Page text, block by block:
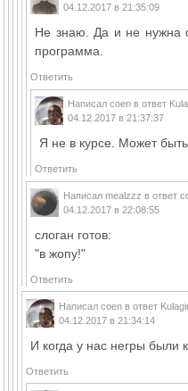
04.12.2017 в 21:35:09
Не знаю. Да и не нужна
программа.
Ответить
Написал coen в ответ
04.12.2017 в 21:37:37
Я не в курсе. Может
Ответить
Написал mealzzz в ответ
04.12.2017 в 22:08:55
слоган готов:
"в жопу!"
Ответить
Написал coen в ответ
04.12.2017 в 21:34:14
И когда у нас негры были
Ответить